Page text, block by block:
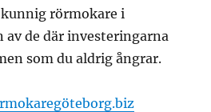
rörmokare i
av de där investeringarna
som du aldrig ångrar.